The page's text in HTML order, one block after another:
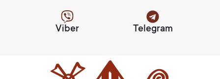
Viber Telegram